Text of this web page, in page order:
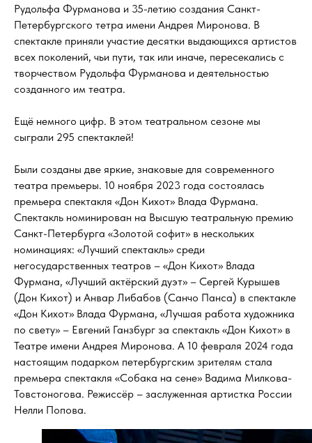
Рудольфа Фурманова и 35-летию создания Санкт-
Петербургского тетра имени Андрея Миронова. В
спектакле приняли участие десятки выдающихся артистов
всех поколений, чьи пути, так или иначе, пересекались с
творчеством Рудольфа Фурманова и деятельностью
созданного им театра.
Ещё немного цифр. В этом театральном сезоне мы
сыграли 295 спектаклей!
Были созданы две яркие, знаковые для современного
театра премьеры. 10 ноября 2023 года состоялась
премьера спектакля «Дон Кихот» Влада Фурмана.
Спектакль номинирован на Высшую театральную премию
Санкт-Петербурга «Золотой софит» в нескольких
номинациях: «Лучший спектакль» среди
негосударственных театров – «Дон Кихот» Влада
Фурмана, «Лучший актёрский дуэт» – Сергей Курышев
(Дон Кихот) и Анвар Либабов (Санчо Панса) в спектакле
«Дон Кихот» Влада Фурмана, «Лучшая работа художника
по свету» – Евгений Ганзбург за спектакль «Дон Кихот» в
Театре имени Андрея Миронова. А 10 февраля 2024 года
настоящим подарком петербургским зрителям стала
премьера спектакля «Собака на сене» Вадима Милкова-
Товстоногова. Режиссёр – заслуженная артистка России
Нелли Попова.